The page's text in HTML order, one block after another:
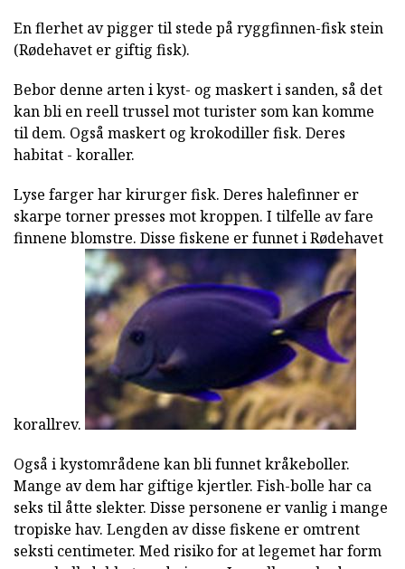
En flerhet av pigger til stede på ryggfinnen-fisk stein
(Rødehavet er giftig fisk).
Bebor denne arten i kyst- og maskert i sanden, så det
kan bli en reell trussel mot turister som kan komme
til dem. Også maskert og krokodiller fisk. Deres
habitat - koraller.
Lyse farger har kirurger fisk. Deres halefinner er
skarpe torner presses mot kroppen. I tilfelle av fare
finnene blomstre. Disse fiskene er funnet i Rødehavet
korallrev.
Også i kystområdene kan bli funnet kråkeboller.
Mange av dem har giftige kjertler. Fish-bolle har ca
seks til åtte slekter. Disse personene er vanlig i mange
tropiske hav. Lengden av disse fiskene er omtrent
seksti centimeter. Med risiko for at legemet har form